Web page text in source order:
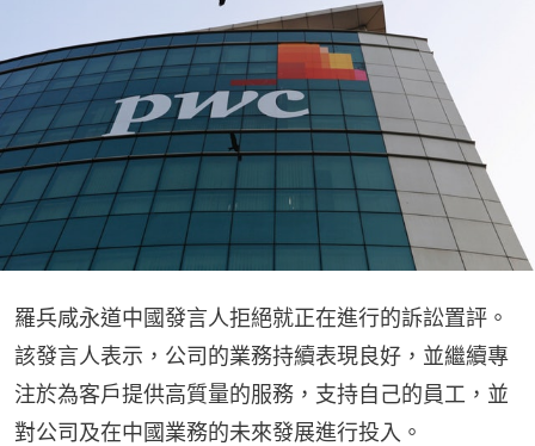
羅兵咸永道中國發言人拒絕就正在進行的訴訟置評。
該發言人表示，公司的業務持續表現良好，並繼續專
注於為客戶提供高質量的服務，支持自己的員工，並
對公司及在中國業務的未來發展進行投入。